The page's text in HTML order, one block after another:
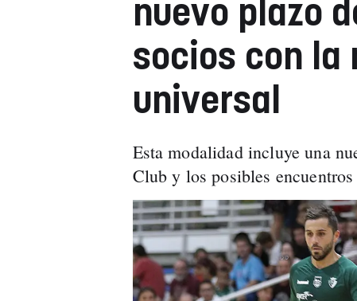
nuevo plazo
socios con la
universal
Esta modalidad incluye una
Club y los posibles